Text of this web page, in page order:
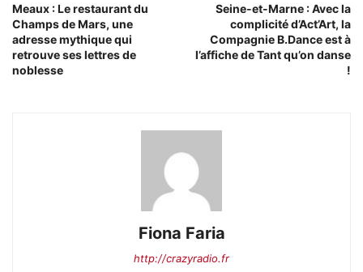
Meaux : Le restaurant du
Champs de Mars, une
adresse mythique qui
retrouve ses lettres de
noblesse
Seine-et-Marne : Avec la
complicité d’Act’Art, la
Compagnie B.Dance est à
l’affiche de Tant qu’on danse
!
Fiona Faria
http://crazyradio.fr